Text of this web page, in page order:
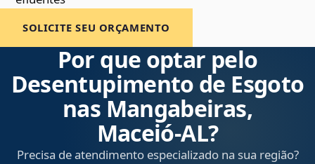
SOLICITE SEU ORÇAMENTO
Por que optar pelo
Desentupimento de Esgoto
nas Mangabeiras,
Maceió‑AL?
Precisa de atendimento especializado na sua região?